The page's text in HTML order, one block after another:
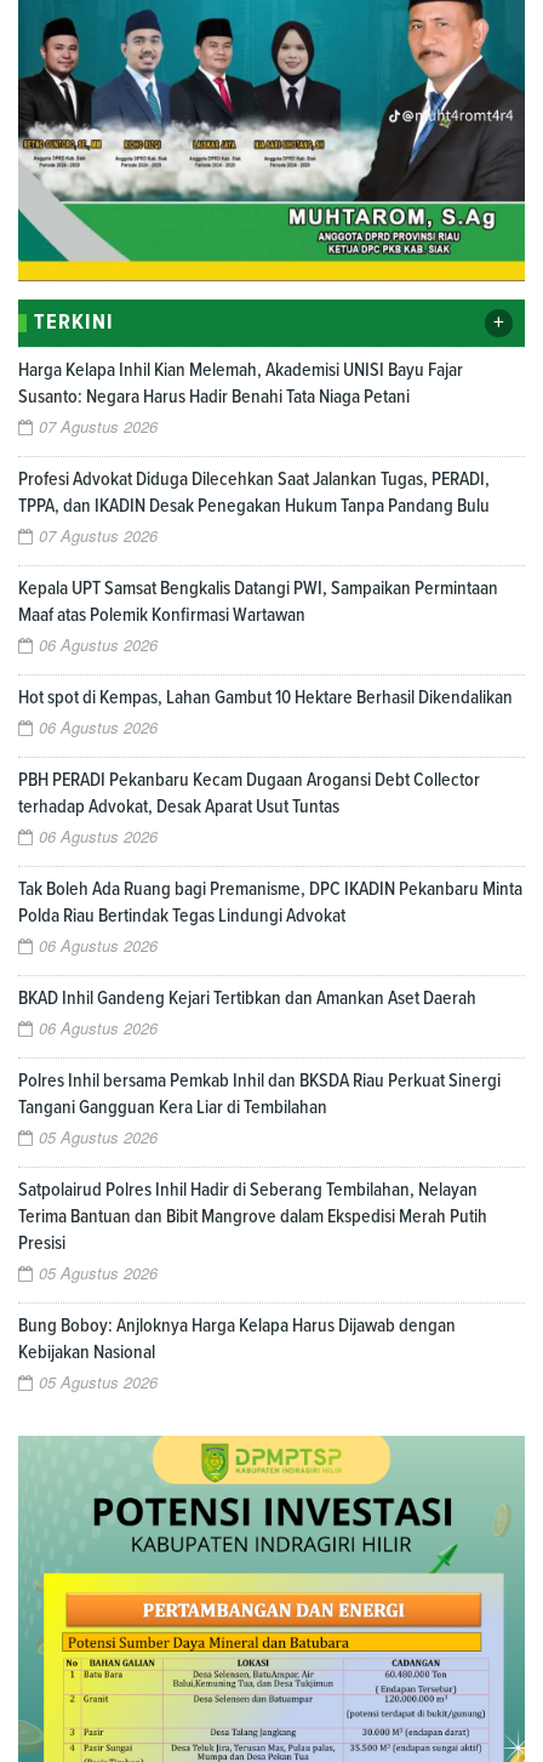
TERKINI +
Harga Kelapa Inhil Kian Melemah, Akademisi UNISI Bayu Fajar
Susanto: Negara Harus Hadir Benahi Tata Niaga Petani
07 Agustus 2026
Profesi Advokat Diduga Dilecehkan Saat Jalankan Tugas, PERADI,
TPPA, dan IKADIN Desak Penegakan Hukum Tanpa Pandang Bulu
07 Agustus 2026
Kepala UPT Samsat Bengkalis Datangi PWI, Sampaikan Permintaan
Maaf atas Polemik Konfirmasi Wartawan
06 Agustus 2026
Hot spot di Kempas, Lahan Gambut 10 Hektare Berhasil Dikendalikan
06 Agustus 2026
PBH PERADI Pekanbaru Kecam Dugaan Arogansi Debt Collector
terhadap Advokat, Desak Aparat Usut Tuntas
06 Agustus 2026
Tak Boleh Ada Ruang bagi Premanisme, DPC IKADIN Pekanbaru Minta
Polda Riau Bertindak Tegas Lindungi Advokat
06 Agustus 2026
BKAD Inhil Gandeng Kejari Tertibkan dan Amankan Aset Daerah
06 Agustus 2026
Polres Inhil bersama Pemkab Inhil dan BKSDA Riau Perkuat Sinergi
Tangani Gangguan Kera Liar di Tembilahan
05 Agustus 2026
Satpolairud Polres Inhil Hadir di Seberang Tembilahan, Nelayan
Terima Bantuan dan Bibit Mangrove dalam Ekspedisi Merah Putih
Presisi
05 Agustus 2026
Bung Boboy: Anjloknya Harga Kelapa Harus Dijawab dengan
Kebijakan Nasional
05 Agustus 2026